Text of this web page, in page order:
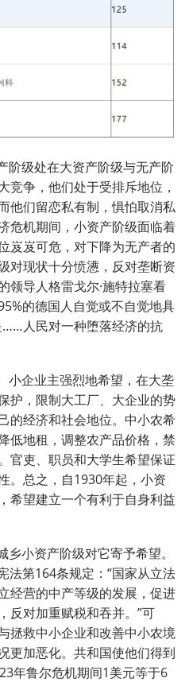
阶级处在大资产阶级与无产阶
竞争，他们处于受排斥地位，
他们留恋私有制，惧怕取消私
危机期间，小资产阶级面临着
岌岌可危，对下降为无产者的
对现状十分愤懑，反对垄断资
领导人格雷戈尔·施特拉塞看
的德国人自觉或不自觉地具
……人民对一种堕落经济的抗
小企业主强烈地希望，在大垄
护，限制大工厂、大企业的势
的经济和社会地位。中小农希
低地租，调整农产品价格，禁
官吏、职员和大学生希望保证
。总之，自1930年起，小资
希望建立一个有利于自身利益
小资产阶级对它寄予希望。
法第164条规定：“国家从立法
经营的中产等级的发展，促进
反对加重赋税和吞并。”可
拯救中小企业和改善中小农境
更加恶化。共和国使他们得到
年鲁尔危机期间1美元等于6